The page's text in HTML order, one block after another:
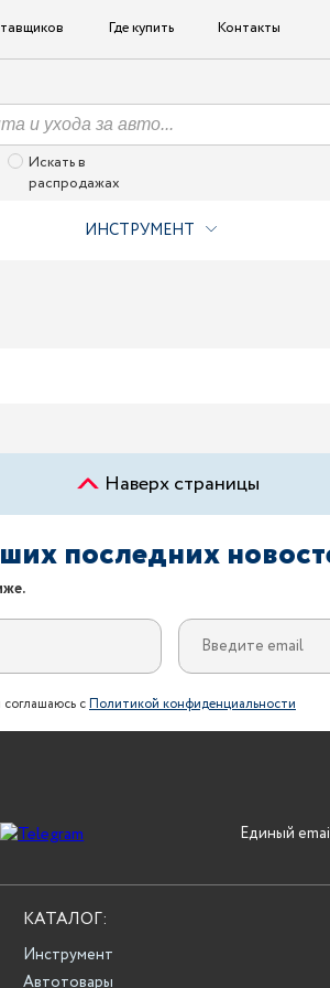
Где купить Контакты
Искать в
распродажах
ИНСТРУМЕНТ
Наверх страницы
последних
сПолитикой конфиденциальности
Единый
КАТАЛОГ:
Инструмент
Автотовары